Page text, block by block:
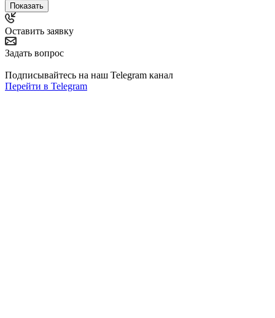
Показать
Оставить заявку
Задать вопрос
Подписывайтесь на наш Telegram канал
Перейти в Telegram